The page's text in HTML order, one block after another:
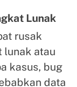
Lunak
rusak
lunak atau
kasus, bug
data